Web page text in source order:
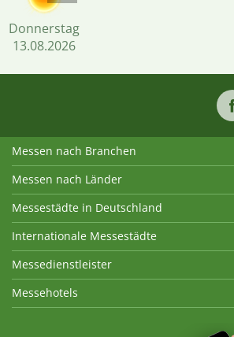
Donnerstag
13.08.2026
Messen nach Branchen
Messen nach Länder
Messestädte in Deutschland
Internationale Messestädte
Messedienstleister
Messehotels